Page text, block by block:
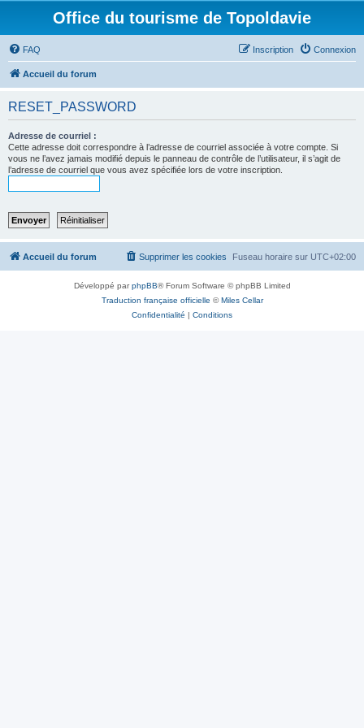
Office du tourisme de Topoldavie
FAQ Connexion
Inscription
Accueil du forum
RESET_PASSWORD
Adresse de courriel :
Cette adresse doit correspondre à l’adresse de courriel associée à votre compte. Si
vous ne l’avez jamais modifié depuis le panneau de contrôle de l’utilisateur, il s’agit de
l’adresse de courriel que vous avez spécifiée lors de votre inscription.
Accueil du forum Fuseau horaire sur UTC+02:00
Supprimer les cookies
Développé parphpBB® Forum Software © phpBB Limited
Traduction française officielle ©Miles Cellar
Confidentialité | Conditions